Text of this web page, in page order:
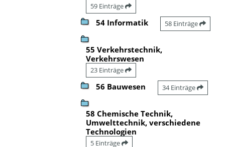
59 Einträge
54 Informatik 58 Einträge
55 Verkehrstechnik,
Verkehrswesen
23 Einträge
56 Bauwesen 34 Einträge
58 Chemische Technik,
Umwelttechnik, verschiedene
Technologien
5 Einträge